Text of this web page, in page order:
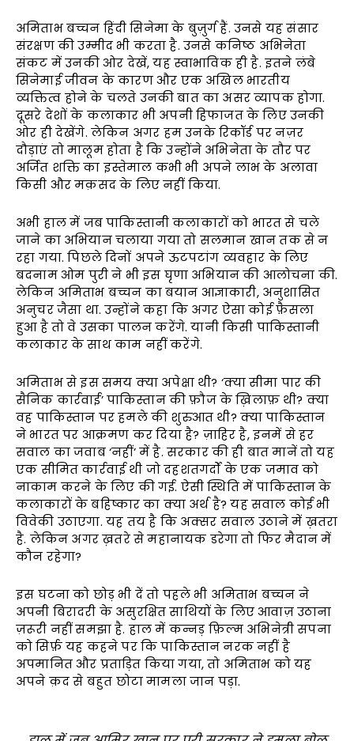
अमिताभ बच्चन हिंदी सिनेमा के बुज़ुर्ग हैं. उनसे यह संसार
संरक्षण की उम्मीद भी करता है. उनसे कनिष्ठ अभिनेता
संकट में उनकी ओर देखें, यह स्वाभाविक ही है. इतने लंबे
सिनेमाई जीवन के कारण और एक अखिल भारतीय
व्यक्तित्व होने के चलते उनकी बात का असर व्यापक होगा.
दूसरे देशों के कलाकार भी अपनी हिफाजत के लिए उनकी
ओर ही देखेंगे. लेकिन अगर हम उनके रिकॉर्ड पर नज़र
दौड़ाएं तो मालूम होता है कि उन्होंने अभिनेता के तौर पर
अर्जित शक्ति का इस्तेमाल कभी भी अपने लाभ के अलावा
किसी और मक़सद के लिए नहीं किया.
अभी हाल में जब पाकिस्तानी कलाकारों को भारत से चले
जाने का अभियान चलाया गया तो सलमान खान तक से न
रहा गया. पिछले दिनों अपने ऊटपटांग व्यवहार के लिए
बदनाम ओम पुरी ने भी इस घृणा अभियान की आलोचना की.
लेकिन अमिताभ बच्चन का बयान आज्ञाकारी, अनुशासित
अनुचर जैसा था. उन्होंने कहा कि अगर ऐसा कोई फ़ैसला
हुआ है तो वे उसका पालन करेंगे. यानी किसी पाकिस्तानी
कलाकार के साथ काम नहीं करेंगे.
अमिताभ से इस समय क्या अपेक्षा थी? ‘क्या सीमा पार की
सैनिक कार्रवाई’ पाकिस्तान की फ़ौज के ख़िलाफ़ थी? क्या
वह पाकिस्तान पर हमले की शुरुआत थी? क्या पाकिस्तान
ने भारत पर आक्रमण कर दिया है? ज़ाहिर है, इनमें से हर
सवाल का जवाब ‘नहीं’ में है. सरकार की ही बात मानें तो यह
एक सीमित कार्रवाई थी जो दहशतगर्दों के एक जमाव को
नाकाम करने के लिए की गई. ऐसी स्थिति में पाकिस्तान के
कलाकारों के बहिष्कार का क्या अर्थ है? यह सवाल कोई भी
विवेकी उठाएगा. यह तय है कि अक्सर सवाल उठाने में ख़तरा
है. लेकिन अगर ख़तरे से महानायक डरेगा तो फिर मैदान में
कौन रहेगा?
इस घटना को छोड़ भी दें तो पहले भी अमिताभ बच्चन ने
अपनी बिरादरी के असुरक्षित साथियों के लिए आवाज़ उठाना
ज़रूरी नहीं समझा है. हाल में कन्नड़ फ़िल्म अभिनेत्री सपना
को सिर्फ़ यह कहने पर कि पाकिस्तान नरक नहीं है
अपमानित और प्रताड़ित किया गया, तो अमिताभ को यह
अपने क़द से बहुत छोटा मामला जान पड़ा.